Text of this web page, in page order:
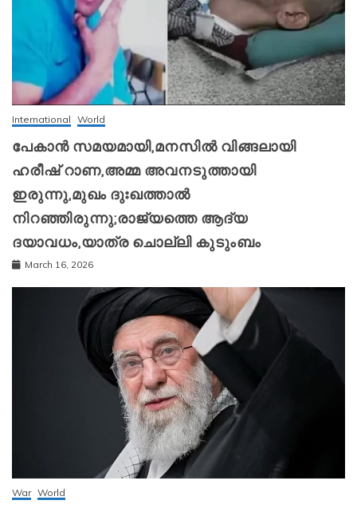
International World
പേകാൻ സമയമായി,മനസിൽ വിങ്ങലായി
ഹരീഷ് റാണ,അമ്മ അവനടുത്തായി
ഇരുന്നു,മുഖം ദുഃഖത്താൽ
നിറഞ്ഞിരുന്നു;രാജ്യത്തെ ആദ്യ
ദയാവധം,യാത്ര ചൊല്ലി കുടുംബം
March 16, 2026
War World